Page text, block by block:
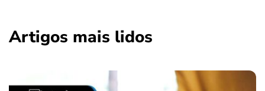
Artigos mais lidos